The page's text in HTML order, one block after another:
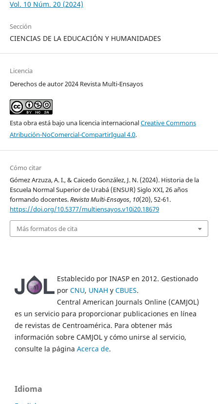
Vol. 10 Núm. 20 (2024)
Sección
CIENCIAS DE LA EDUCACIÓN Y HUMANIDADES
Licencia
Derechos de autor 2024 Revista Multi-Ensayos
Esta obra está bajo una licencia internacionalCreative Commons
Atribución-NoComercial-CompartirIgual 4.0.
Cómo citar
Gómez Arzuza, A. I., & Caicedo González, J. N. (2024). Historia de la
Escuela Normal Superior de Urabá (ENSUR) Siglo XXI, 26 años
formando docentes.Revista Multi-Ensayos, 10(20), 52-61.
https://doi.org/10.5377/multiensayos.v10i20.18679
Más formatos de cita
Establecido por INASP en 2012. Gestionado
por CNU, UNAH y CBUES.
Central American Journals Online (CAMJOL)
es un servicio para proporcionar publicaciones en línea
de revistas de Centroamérica. Para obtener más
información sobre CAMJOL y cómo unirse al servicio,
consulte la página Acerca de.
Idioma